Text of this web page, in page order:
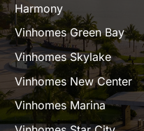
Harmony
Vinhomes Green Bay
Vinhomes Skylake
Vinhomes New Center
Vinhomes Marina